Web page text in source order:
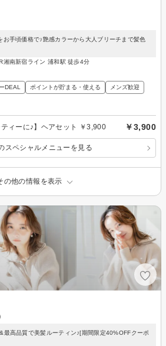
手頃価格で♪艶感カラーから大人ブリーチまで髪色
湘南新宿ライン 浦和駅 徒歩4分
DEAL ポイントが貯まる・使える メンズ歓迎
ティーに♪】ヘアセット ￥3,900 ￥3,900
スペシャルメニューを見る
の他の情報を表示
最高品質で美髪ルーティン♪[期間限定40%OFFクーポ